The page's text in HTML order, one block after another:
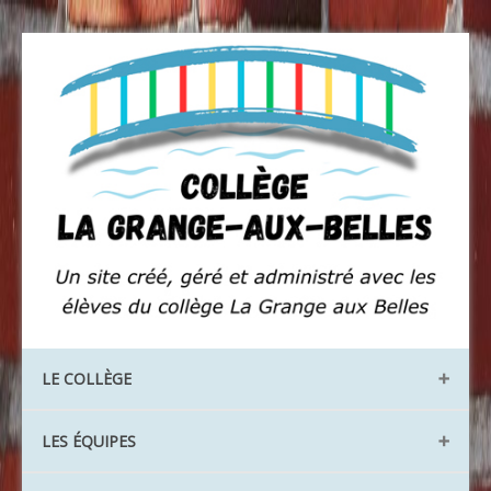
LE COLLÈGE
Les locaux
LES ÉQUIPES